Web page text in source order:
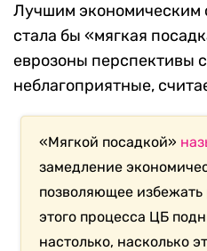
Лучшим экономическим
стала бы «мягкая
еврозоны перспективы
неблагоприятные,
«Мягкой посадкой»
замедление
позволяющее
этого процесса ЦБ
настолько, насколько